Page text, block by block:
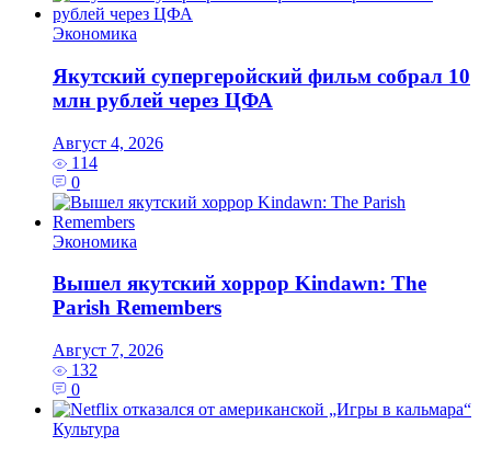
Экономика
Якутский супергеройский фильм собрал 10
млн рублей через ЦФА
Август 4, 2026
114
0
Экономика
Вышел якутский хоррор Kindawn: The
Parish Remembers
Август 7, 2026
132
0
Культура